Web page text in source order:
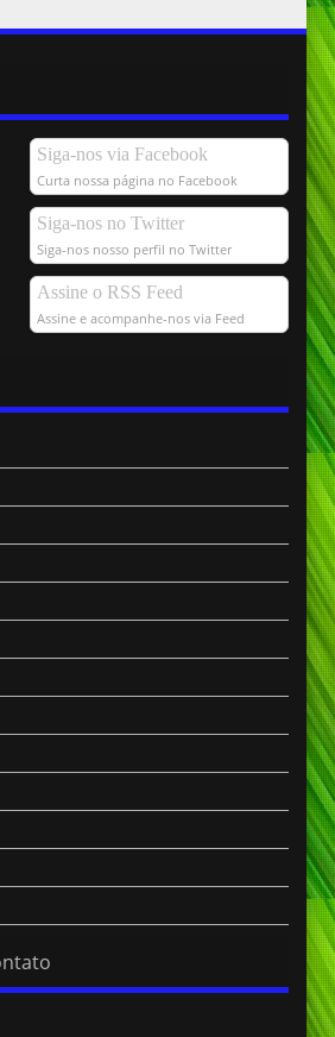
Siga-nos via Facebook
Curta nossa página no Facebook
Siga-nos no Twitter
Siga-nos nosso perfil no Twitter
Assine o RSS Feed
Assine e acompanhe-nos via Feed